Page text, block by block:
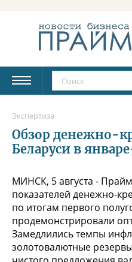
Экспертиза
Обзор денежно-
Беларуси в
МИНСК, 5 августа -
показателей денежно-
по итогам первого
продемонстрировали
Замедлились темпы
золотовалютные